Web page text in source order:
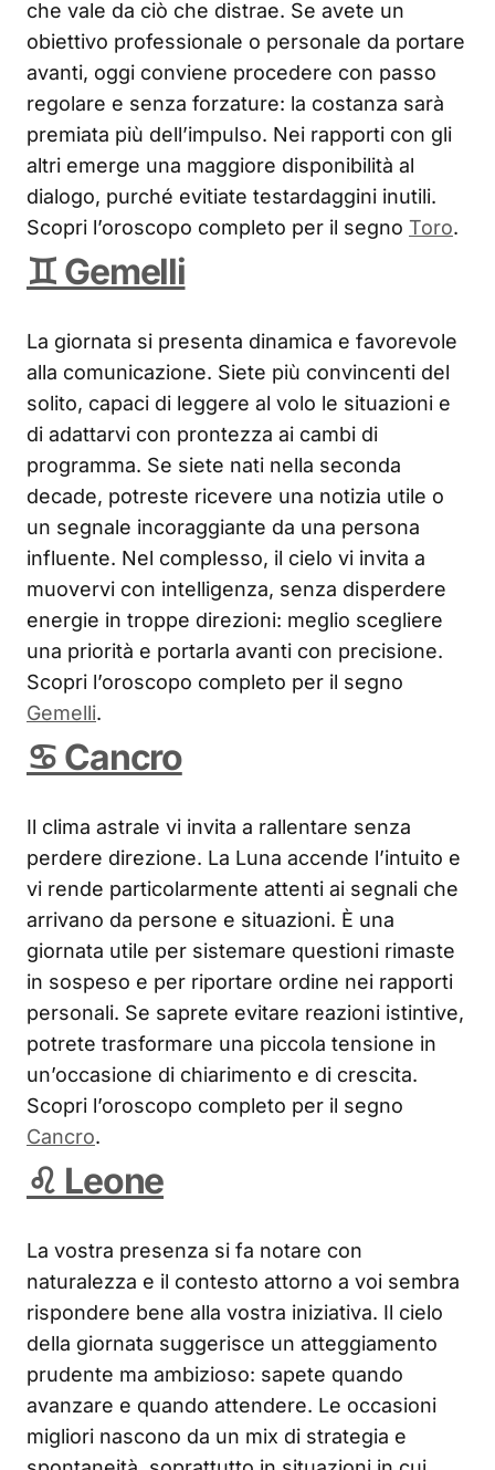
che vale da ciò che distrae. Se avete un
obiettivo professionale o personale da portare
avanti, oggi conviene procedere con passo
regolare e senza forzature: la costanza sarà
premiata più dell’impulso. Nei rapporti con gli
altri emerge una maggiore disponibilità al
dialogo, purché evitiate testardaggini inutili.
Scopri l’oroscopo completo per il segno Toro.
♊ Gemelli
La giornata si presenta dinamica e favorevole
alla comunicazione. Siete più convincenti del
solito, capaci di leggere al volo le situazioni e
di adattarvi con prontezza ai cambi di
programma. Se siete nati nella seconda
decade, potreste ricevere una notizia utile o
un segnale incoraggiante da una persona
influente. Nel complesso, il cielo vi invita a
muovervi con intelligenza, senza disperdere
energie in troppe direzioni: meglio scegliere
una priorità e portarla avanti con precisione.
Scopri l’oroscopo completo per il segno
Gemelli.
♋ Cancro
Il clima astrale vi invita a rallentare senza
perdere direzione. La Luna accende l’intuito e
vi rende particolarmente attenti ai segnali che
arrivano da persone e situazioni. È una
giornata utile per sistemare questioni rimaste
in sospeso e per riportare ordine nei rapporti
personali. Se saprete evitare reazioni istintive,
potrete trasformare una piccola tensione in
un’occasione di chiarimento e di crescita.
Scopri l’oroscopo completo per il segno
Cancro.
♌ Leone
La vostra presenza si fa notare con
naturalezza e il contesto attorno a voi sembra
rispondere bene alla vostra iniziativa. Il cielo
della giornata suggerisce un atteggiamento
prudente ma ambizioso: sapete quando
avanzare e quando attendere. Le occasioni
migliori nascono da un mix di strategia e